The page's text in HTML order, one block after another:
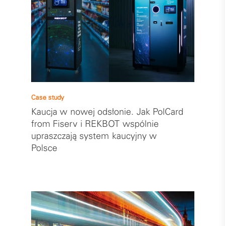
Case study
Kaucja w nowej odsłonie. Jak PolCard
from Fiserv i REKBOT wspólnie
upraszczają system kaucyjny w
Polsce